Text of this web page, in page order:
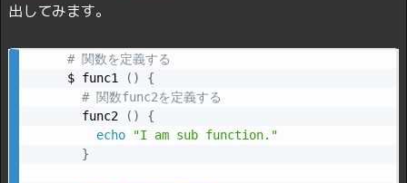
出してみます。
# 関数を定義する
$ func1
( )
{
# 関数func2を定義する
  func2
( )
{
echo
"I am sub function."
}